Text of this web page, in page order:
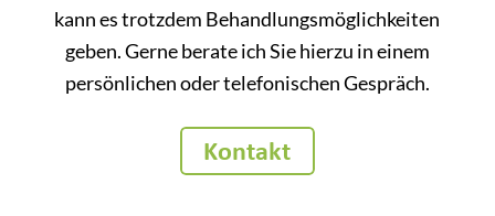
kann es trotzdem Behandlungsmöglichkeiten
geben. Gerne berate ich Sie hierzu in einem
persönlichen oder telefonischen Gespräch.